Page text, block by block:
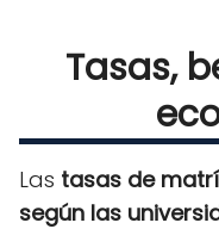
Tasas,
Las tasas de
según las